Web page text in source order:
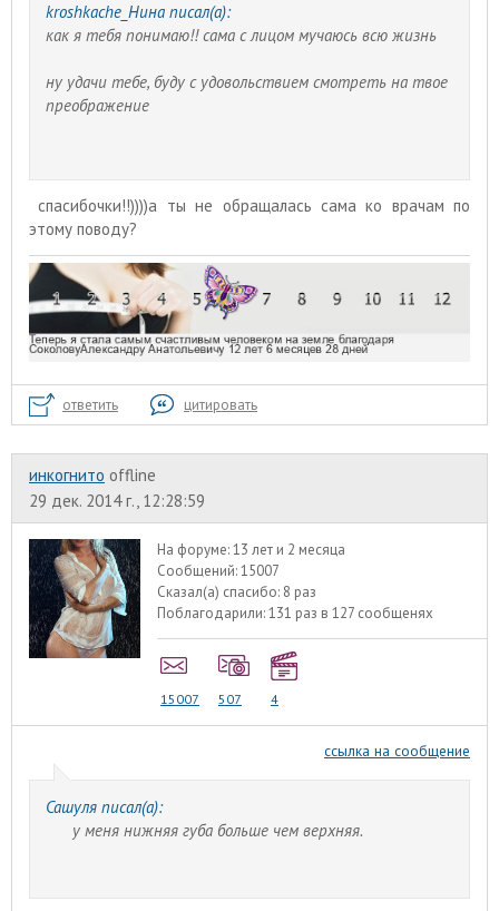
kroshkache_Нина писал(а):
как я тебя понимаю!! сама с лицом мучаюсь всю жизнь
ну удачи тебе, буду с удовольствием смотреть на твое
преображение
спасибочки!!))))а ты не обращалась сама ко врачам по
этому поводу?
ответить цитировать
инкогнито offline
29 дек. 2014 г., 12:28:59
На форуме:13 лет и 2 месяца
Сообщений:15007
Сказал(а) спасибо: 8 раз
Поблагодарили:131 раз в 127 сообщенях
15007 507 4
ссылка на сообщение
Сашуля писал(а):
у меня нижняя губа больше чем верхняя.